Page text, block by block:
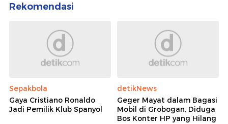
Rekomendasi
Sepakbola
Gaya Cristiano Ronaldo
Jadi Pemilik Klub Spanyol
detikNews
Geger Mayat dalam Bagasi
Mobil di Grobogan, Diduga
Bos Konter HP yang Hilang